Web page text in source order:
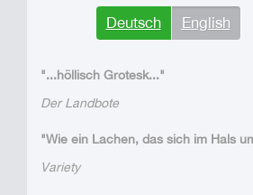
Deutsch English
"...höllisch Grotesk..."
Der Landbote
"Wie ein Lachen, das sich im Hals
Variety